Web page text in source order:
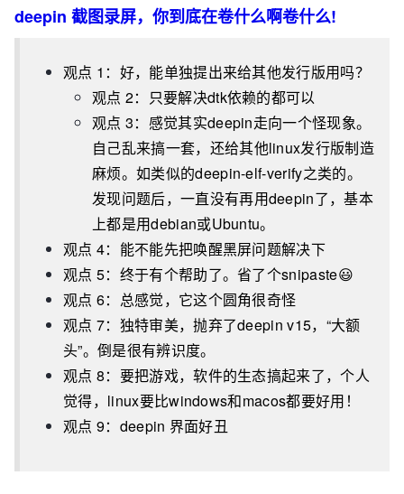
deepin 截图录屏，你到底在卷什么啊卷什么!
观点 1：好，能单独提出来给其他发行版用吗？
观点 2：只要解决dtk依赖的都可以
观点 3：感觉其实deepin走向一个怪现象。
自己乱来搞一套，还给其他linux发行版制造
麻烦。如类似的deepin-elf-verify之类的。
发现问题后，一直没有再用deepin了，基本
上都是用debian或Ubuntu。
观点 4：能不能先把唤醒黑屏问题解决下
观点 5：终于有个帮助了。省了个snipaste😃
观点 6：总感觉，它这个圆角很奇怪
观点 7：独特审美，抛弃了deepin v15，“大额
头”。倒是很有辨识度。
观点 8：要把游戏，软件的生态搞起来了，个人
觉得，linux要比windows和macos都要好用！
观点 9：deepin 界面好丑